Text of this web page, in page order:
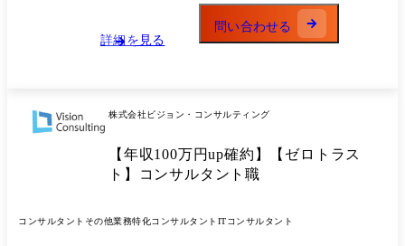
監査を受けた豊富な経験。 ・金融当局等において、システムリスクに関
する検査、考査を実施した経験。 ・監査法人等において、システムリス
ク監査を実施した経験。 ・一般事業会社において、5年以上のシステム
詳細を見る
問い合わせる
株式会社ビジョン・コンサルティング
【年収100万円up確約】【ゼロトラス
ト】コンサルタント職
コンサルタント その他業務特化コンサルタント ITコンサルタント